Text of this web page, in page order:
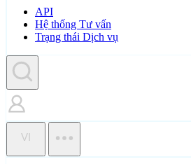
API
Hệ thống Tư vấn
Trạng thái Dịch vụ
VI